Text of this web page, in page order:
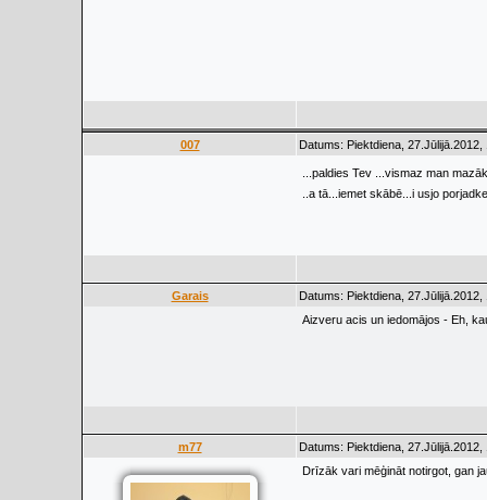
007 Datums: Piektdiena,
...paldies Tev ...vismaz man
..a tā...iemet skābē...i usjo
Garais
Datums: Piektdiena,
Aizveru acis un iedomājos - Eh,
m77 Datums: Piektdiena,
Drīzāk vari mēģināt notirgot, gan